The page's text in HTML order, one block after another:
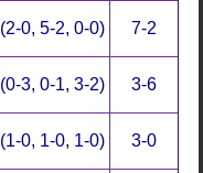
(2-0, 5-2, 0-0) 7-2
(0-3, 0-1, 3-2) 3-6
(1-0, 1-0, 1-0) 3-0